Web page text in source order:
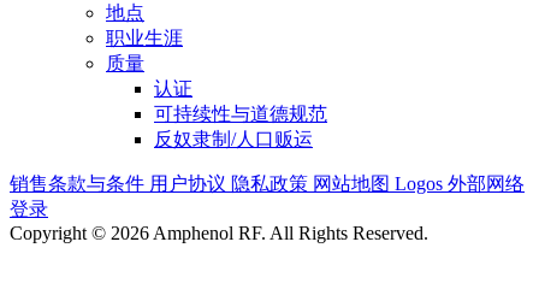
地点
职业生涯
质量
认证
可持续性与道德规范
反奴隶制/人口贩运
销售条款与条件 用户协议 隐私政策 网站地图 Logos 外部网络
登录
Copyright © 2026 Amphenol RF. All Rights Reserved.